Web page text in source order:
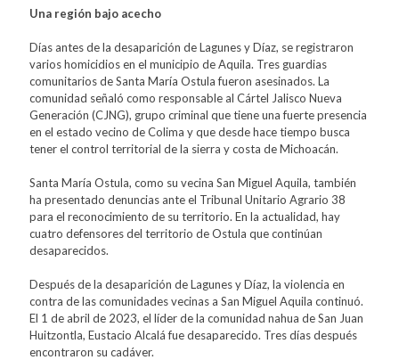
Una región bajo acecho
Días antes de la desaparición de Lagunes y Díaz, se registraron
varios homicidios en el municipio de Aquila. Tres guardias
comunitarios de Santa María Ostula fueron asesinados. La
comunidad señaló como responsable al Cártel Jalisco Nueva
Generación (CJNG), grupo criminal que tiene una fuerte presencia
en el estado vecino de Colima y que desde hace tiempo busca
tener el control territorial de la sierra y costa de Michoacán.
Santa María Ostula, como su vecina San Miguel Aquila, también
ha presentado denuncias ante el Tribunal Unitario Agrario 38
para el reconocimiento de su territorio. En la actualidad, hay
cuatro defensores del territorio de Ostula que continúan
desaparecidos.
Después de la desaparición de Lagunes y Díaz, la violencia en
contra de las comunidades vecinas a San Miguel Aquila continuó.
El 1 de abril de 2023, el líder de la comunidad nahua de San Juan
Huitzontla, Eustacio Alcalá fue desaparecido. Tres días después
encontraron su cadáver.